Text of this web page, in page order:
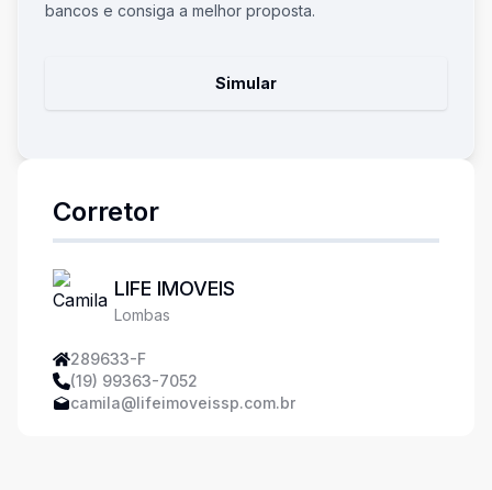
bancos e consiga a melhor proposta.
Simular
Corretor
LIFE IMOVEIS
Lombas
289633-F
(19) 99363-7052
camila@lifeimoveissp.com.br